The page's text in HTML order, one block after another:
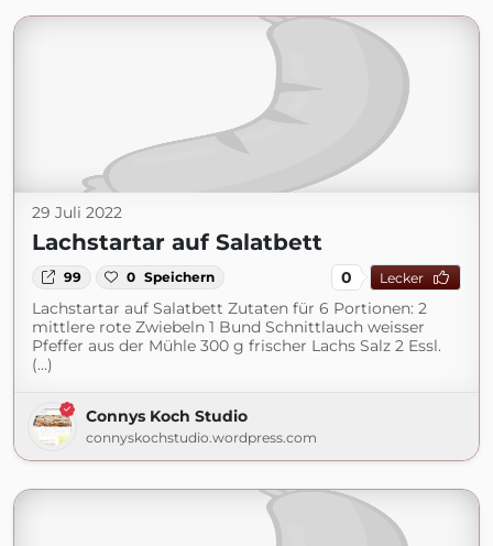
29 Juli 2022
Lachstartar auf Salatbett
99 0 Speichern 0 Lecker
Lachstartar auf Salatbett Zutaten für 6 Portionen: 2
mittlere rote Zwiebeln 1 Bund Schnittlauch weisser
Pfeffer aus der Mühle 300 g frischer Lachs Salz 2 Essl.
(...)
Connys Koch Studio
connyskochstudio.wordpress.com